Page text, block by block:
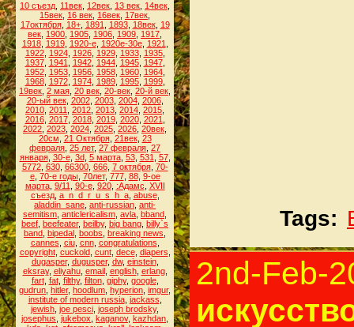
10 съезд 11век 12век 13 век 14век
15век 16 век 16век 17век
17октября, 18+, 1891 1893, 18век, 19
век 1900 1905 1906 1909 1917
1918, 1919, 1920-е, 1920е-30е, 1921
1922, 1924, 1926, 1929, 1933, 1935,
1937, 1941 1942, 1944, 1945, 1947,
1952, 1953, 1956, 1958, 1960, 1964,
1968, 1972, 1974, 1989, 1995, 1999,
19век 2 мая 20 век 20-век 20-й век
20-ый век, 2002, 2003, 2004, 2006,
2010 2011 2012 2013 2014 2015
2016, 2017, 2018, 2019, 2020, 2021
2022 2023 2024 2025 2026 20век
20см 21 Октября, 21век, 23
февраля 25 лет, 27 февраля 27
января, 30-е, 3d, 5 марта, 53, 531 57,
5772, 630, 66300, 666, 7 октября, 70-
е, 70-е годы, 70лет, 777, 88, 9-ое
марта, 9/11 90-е, 920, :Адамс XVII
съезд, a_n_d_r_u_s_h_a, abuse,
aladdin_sane anti-russian anti-
semitism anticlericalism avla bband
beef beefeater, beilby, big bang billy`s
band bipedal boobs breaking news
cannes ciu, cnn, congratulations
copyright, cuckold, cunt, dece, diapers
dugasper, dugusper, dw, einstein,
eksray, eliyahu, email, english, erlang,
fart, fat, filthy, filton, giphy, google,
gudrun hitler, hoodlum hyperion imgur,
institute of modern russia, jackass
jewish joe pesci joseph brodsky,
josephus jukebox kaganov, kazhdan
Tags:
2nd-Feb-